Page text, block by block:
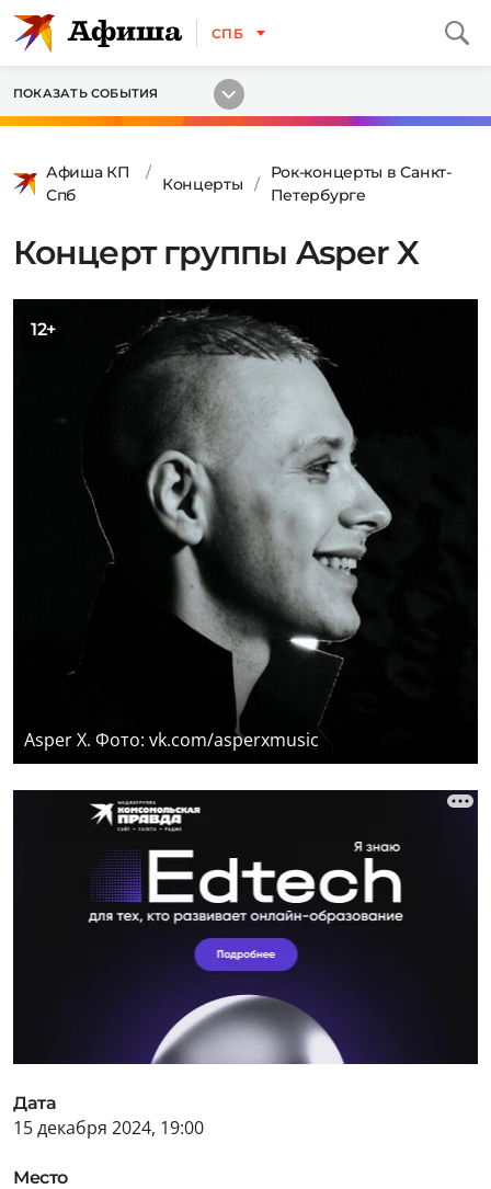
СПБ
ПОКАЗАТЬ СОБЫТИЯ
Афиша КП
Спб
Концерты
Рок-концерты в Санкт-
Петербурге
Концерт группы Asper X
12+
Asper X. Фото: vk.com/asperxmusic
Дата
15 декабря 2024, 19:00
Место